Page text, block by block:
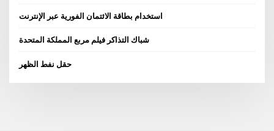
استخدام بطاقة الائتمان الفورية عبر الإنترنت
شباك التذاكر فيلم مربع المملكة المتحدة
حقل نفط الظهر